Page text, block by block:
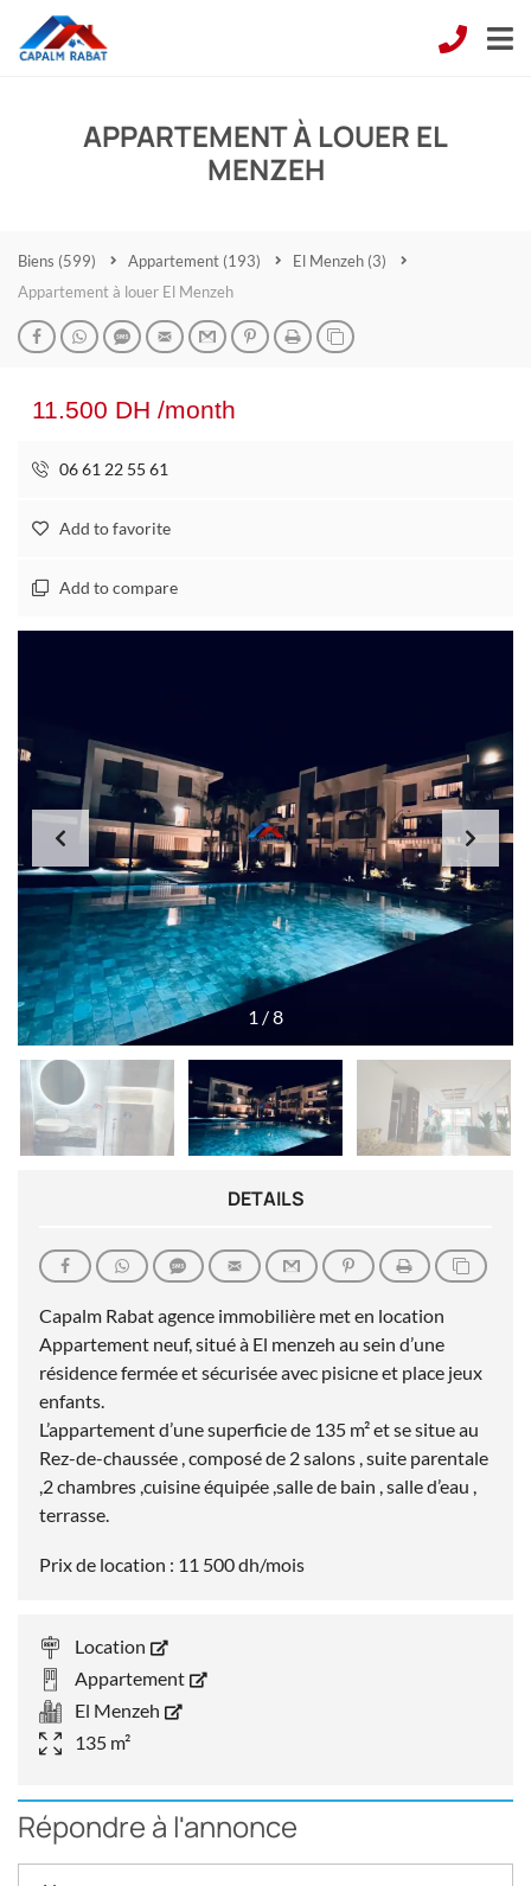
APPARTEMENT À LOUER EL
MENZEH
Biens (599) Appartement (193) El Menzeh (3)
Appartement à louer El Menzeh
11.500 DH /month
06 61 22 55 61
Add to favorite
Add to compare
1 /8
DETAILS
Capalm Rabat agence immobilière met en location
Appartement neuf, situé à El menzeh au sein d’une
résidence fermée et sécurisée avec pisicne et place jeux
enfants.
L’appartement d’une superficie de 135 m² et se situe au
Rez-de-chaussée , composé de 2 salons , suite parentale
,2 chambres ,cuisine équipée ,salle de bain , salle d’eau ,
terrasse.
Prix de location : 11 500 dh/mois
Location
Appartement
El Menzeh
135 m²
Répondre à l'annonce